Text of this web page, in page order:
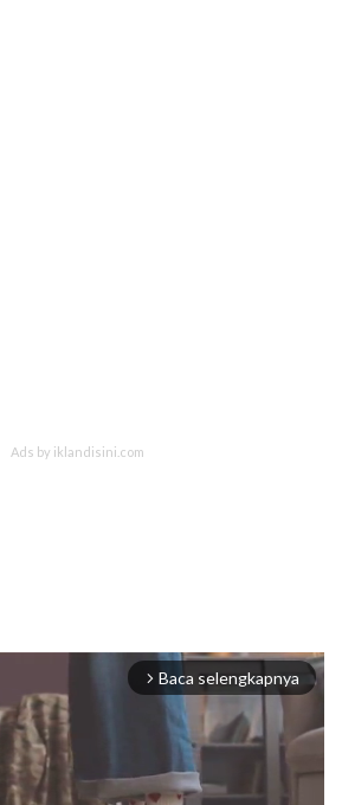
arrow_forward_ios Baca selengkapnya